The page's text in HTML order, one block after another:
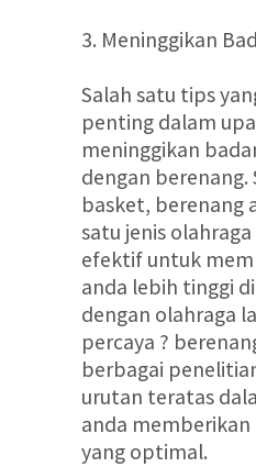
3. Meninggikan
Salah satu tips
penting dalam
meninggikan
dengan berenang.
basket, berenang
satu jenis
efektif untuk
anda lebih tinggi
dengan olahraga
percaya ?
berbagai
urutan teratas
anda
yang optimal.